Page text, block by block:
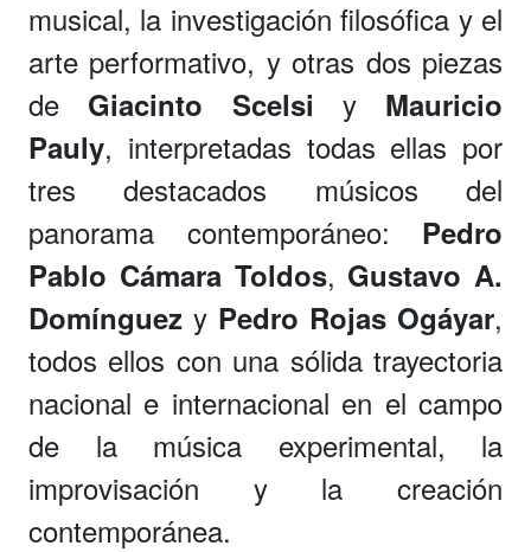
musical, la investigación filosófica y el
arte performativo, y otras dos piezas
de Giacinto Scelsi y Mauricio
Pauly, interpretadas todas ellas por
tres destacados músicos del
panorama contemporáneo: Pedro
Pablo Cámara Toldos, Gustavo A.
Domínguez y Pedro Rojas Ogáyar,
todos ellos con una sólida trayectoria
nacional e internacional en el campo
de la música experimental, la
improvisación y la creación
contemporánea.